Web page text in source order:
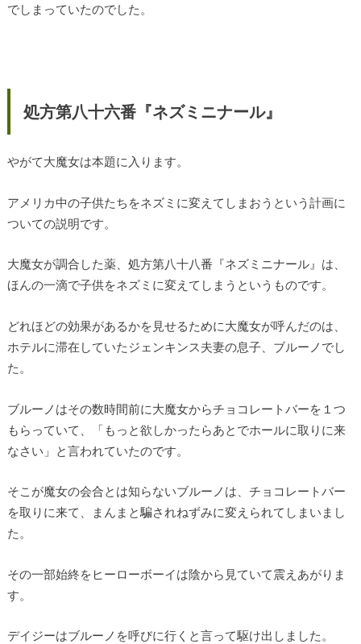
でしまっていたのでした。
処方第八十六番『ネズミニナール』
やがて大魔女は本題に入ります。
アメリカ中の子供たちをネズミに変えてしまおうという計画に
ついての説明です。
大魔女が調合した薬、処方第八十八番『ネズミニナール』は、
ほんの一滴で子供をネズミに変えてしまうというものです。
どれほどの効果があるかを見せるために大魔女が呼んだのは、
ホテルに滞在していたジェンキンス夫妻の息子、ブルーノでし
た。
ブルーノはその数時間前に大魔女からチョコレートバーを１つ
もらっていて、「もっと欲しかったらあとでホールに取りに来
なさい」と言われていたのです。
そこが魔女の会合とは知らないブルーノは、チョコレートバー
を取りに来て、まんまと騙されねずみに変えられてしまいまし
た。
その一部始終をヒーローボーイは陰から見ていて震えあがりま
す。
デイジーはブルーノを呼びに行くと言って駆け出しました。